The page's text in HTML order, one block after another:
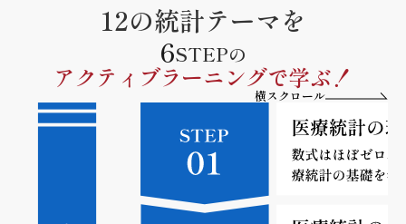
12の統計テーマを
6STEPの
アクティブラーニングで学ぶ！
横スクロール